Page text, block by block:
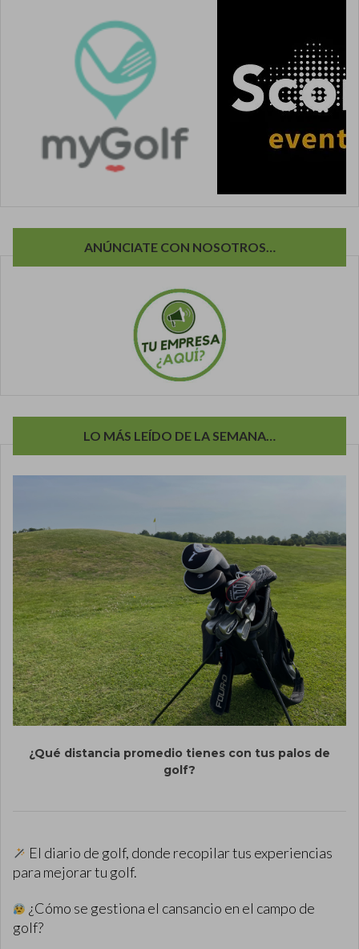
ANÚNCIATE CON NOSOTROS…
LO MÁS LEÍDO DE LA SEMANA…
¿Qué distancia promedio tienes con tus palos de
golf?
El diario de golf, donde recopilar tus experiencias
para mejorar tu golf.
¿Cómo se gestiona el cansancio en el campo de
golf?